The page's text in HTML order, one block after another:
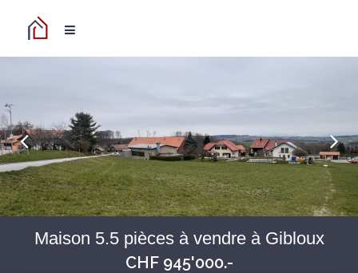
Maison 5.5 pièces à vendre à Gibloux
CHF 945'000.-